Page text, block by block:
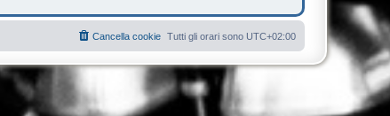
Tutti gli orari sono UTC+02:00
Cancella cookie